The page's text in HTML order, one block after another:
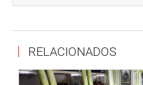
la autoridad del Estado
perderlo: al Estado, no al
La legisladora citó cifras
RELACIONADOS